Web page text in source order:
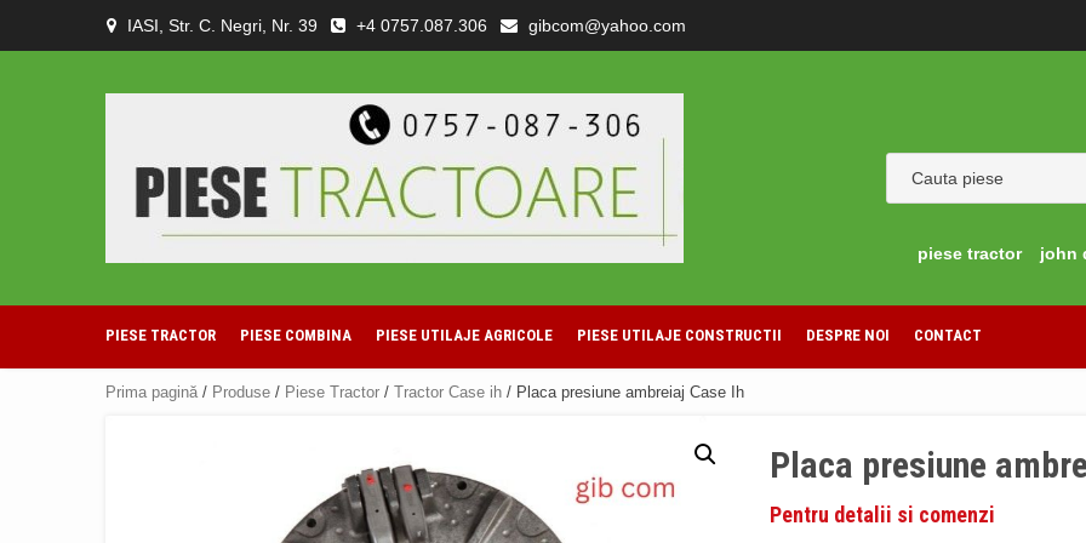
IASI, Str. C. Negri, Nr. 39 +4 0757.087.306 gibcom@yahoo.com
piese tractor
john
PIESE TRACTOR PIESE COMBINA PIESE UTILAJE AGRICOLE PIESE UTILAJE CONSTRUCTII DESPRE NOI CONTACT
Prima pagină / Produse / Piese Tractor / Tractor Case ih / Placa presiune ambreiaj Case Ih
Placa presiune
Pentru detalii si comenzi